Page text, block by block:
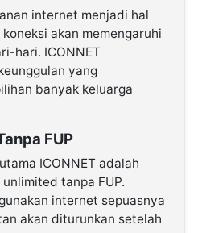
internet menjadi hal
akan memengaruhi
hari. ICONNET
yang
banyak keluarga
FUP
ICONNET adalah
tanpa FUP.
internet sepuasnya
akan diturunkan setelah